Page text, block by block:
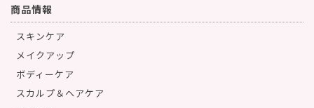
商品情報
スキンケア
メイクアップ
ボディーケア
スカルプ＆ヘアケア